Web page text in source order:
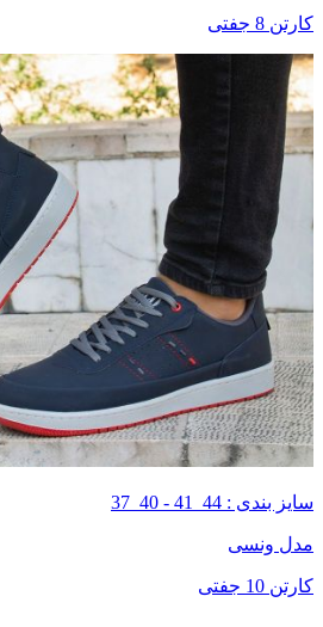
کارتن 8 جفتی
سایز بندی : 44_41 - 40_37
مدل ونسی
کارتن 10 جفتی